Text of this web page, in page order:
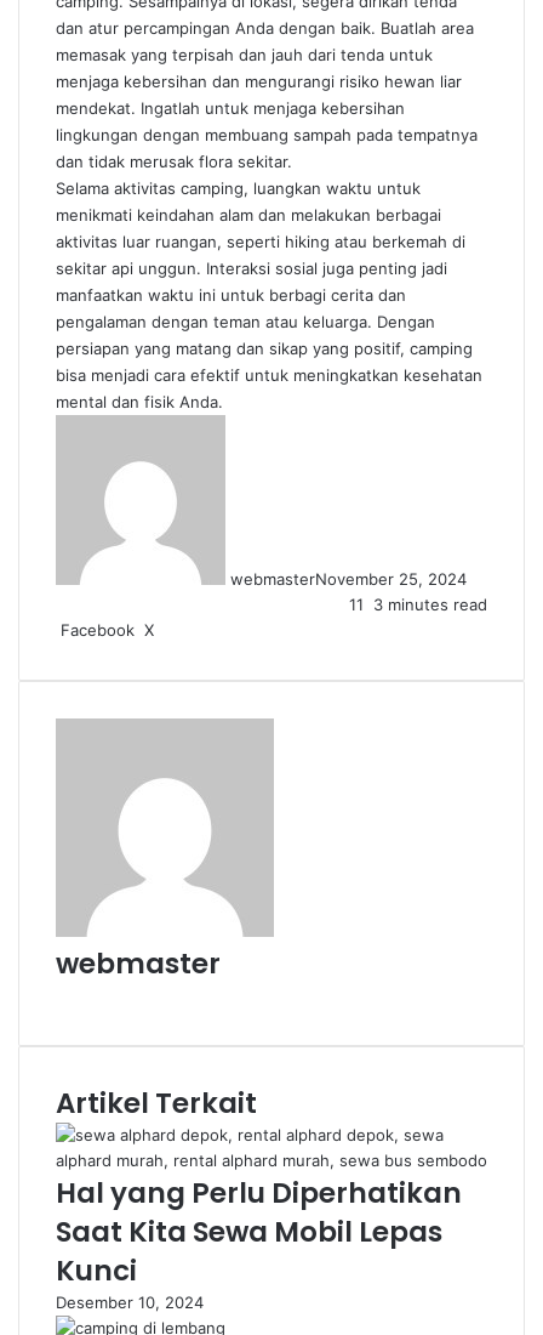
dan atur percampingan Anda dengan baik. Buatlah area
memasak yang terpisah dan jauh dari tenda untuk
menjaga kebersihan dan mengurangi risiko hewan liar
mendekat. Ingatlah untuk menjaga kebersihan
lingkungan dengan membuang sampah pada tempatnya
dan tidak merusak flora sekitar.
Selama aktivitas camping, luangkan waktu untuk
menikmati keindahan alam dan melakukan berbagai
aktivitas luar ruangan, seperti hiking atau berkemah di
sekitar api unggun. Interaksi sosial juga penting jadi
manfaatkan waktu ini untuk berbagi cerita dan
pengalaman dengan teman atau keluarga. Dengan
persiapan yang matang dan sikap yang positif, camping
bisa menjadi cara efektif untuk meningkatkan kesehatan
mental dan fisik Anda.
webmasterNovember 25, 2024
11
3 minutes read
Facebook X
Email
webmaster
Artikel Terkait
Hal yang Perlu Diperhatikan
Saat Kita Sewa Mobil Lepas
Kunci
Desember 10, 2024